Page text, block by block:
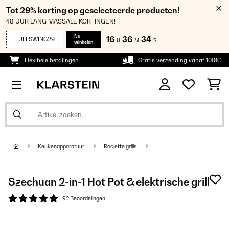
Tot 29% korting op geselecteerde producten!
48 UUR LANG MASSALE KORTINGEN!
FULLSWING29
Nu
winkelen
16 U 36 M 34 S
Flexibele betalingen Gratis verzending vanaf 100€*
Keukenapparatuur Raclette grills
Szechuan 2-in-1 Hot Pot & elektrische grill
92 Beoordelingen